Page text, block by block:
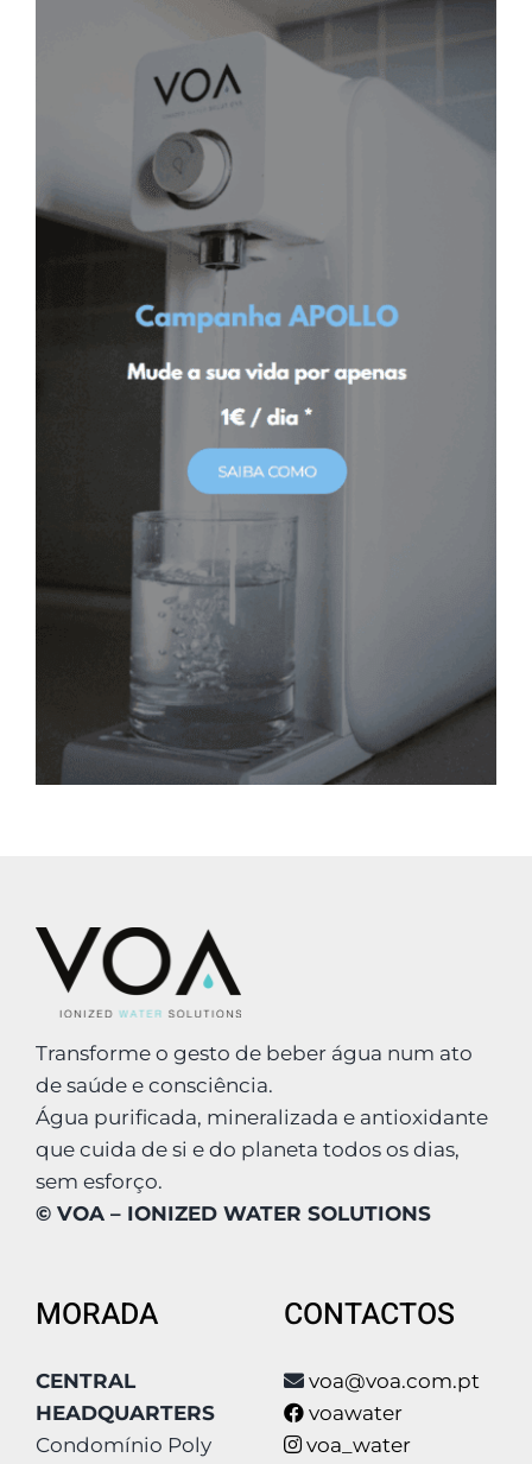
Transforme o gesto de beber água num ato
de saúde e consciência.
Água purificada, mineralizada e antioxidante
que cuida de si e do planeta todos os dias,
sem esforço.
© VOA – IONIZED WATER SOLUTIONS
MORADA
CENTRAL
HEADQUARTERS
Condomínio Poly
CONTACTOS
voa@voa.com.pt
voawater
voa_water